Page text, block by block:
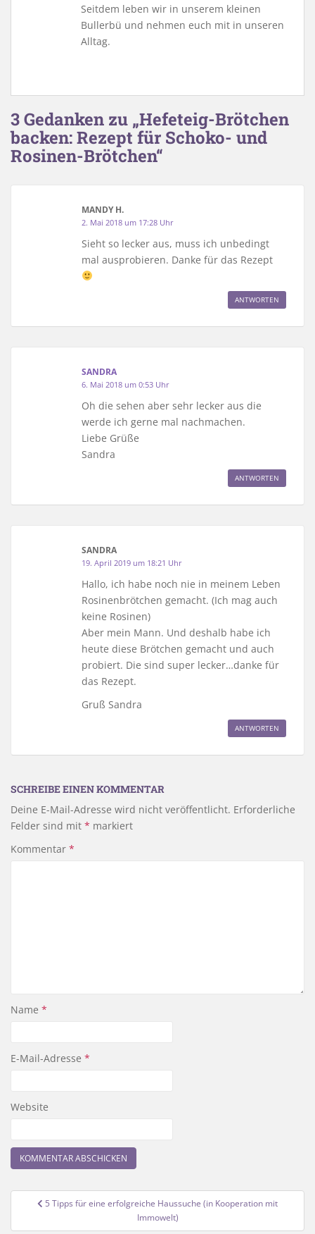
Seitdem leben wir in unserem kleinen
Bullerbü und nehmen euch mit in unseren
Alltag.
3 Gedanken zu „Hefeteig-Brötchen
backen: Rezept für Schoko- und
Rosinen-Brötchen“
MANDY H.
2. Mai 2018 um 17:28 Uhr
Sieht so lecker aus, muss ich unbedingt
mal ausprobieren. Danke für das Rezept
ANTWORTEN
SANDRA
6. Mai 2018 um 0:53 Uhr
Oh die sehen aber sehr lecker aus die
werde ich gerne mal nachmachen.
Liebe Grüße
Sandra
ANTWORTEN
SANDRA
19. April 2019 um 18:21 Uhr
Hallo, ich habe noch nie in meinem Leben
Rosinenbrötchen gemacht. (Ich mag auch
keine Rosinen)
Aber mein Mann. Und deshalb habe ich
heute diese Brötchen gemacht und auch
probiert. Die sind super lecker…danke für
das Rezept.
Gruß Sandra
ANTWORTEN
SCHREIBE EINEN KOMMENTAR
Deine E-Mail-Adresse wird nicht veröffentlicht. Erforderliche
Felder sind mit * markiert
Kommentar *
Name *
E-Mail-Adresse *
Website
Beitragsnavigation
5 Tipps für eine erfolgreiche Haussuche (in Kooperation mit
Immowelt)